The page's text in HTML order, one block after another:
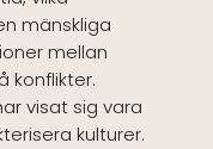
mänskliga
mellan
konflikter.
visat sig vara
kulturer.